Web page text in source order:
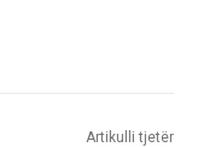
Artikulli tjetër